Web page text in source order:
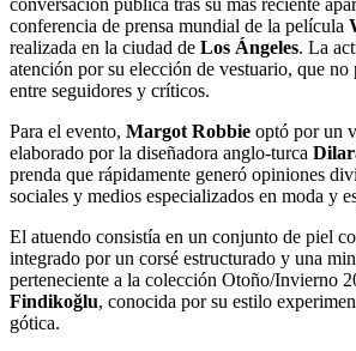
conferencia de prensa mundial de la película
realizada en la ciudad de Los Ángeles. La
atención por su elección de vestuario, que no
entre seguidores y críticos.
Para el evento, Margot Robbie optó por un
elaborado por la diseñadora anglo-turca
prenda que rápidamente generó opiniones
sociales y medios especializados en moda y
El atuendo consistía en un conjunto de piel
integrado por un corsé estructurado y una
perteneciente a la colección Otoño/Invierno
Findikoğlu, conocida por su estilo
gótica.